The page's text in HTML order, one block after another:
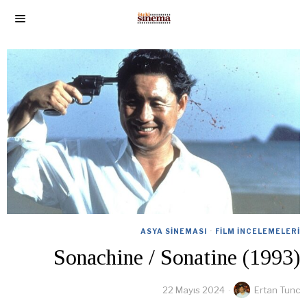
ASYA SINEMASI · FILM İNCELEMELERI
Sonachine / Sonatine (1993)
22 Mayıs 2024 Ertan Tunc